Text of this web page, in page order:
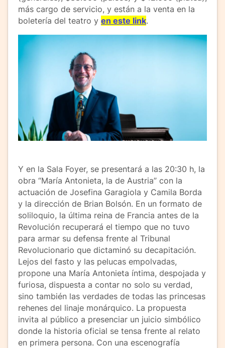
más cargo de servicio, y están a la venta en la
boletería del teatro y en este link.
Y en la Sala Foyer, se presentará a las 20:30 h, la
obra “María Antonieta, la de Austria” con la
actuación de Josefina Garagiola y Camila Borda
y la dirección de Brian Bolsón. En un formato de
soliloquio, la última reina de Francia antes de la
Revolución recuperará el tiempo que no tuvo
para armar su defensa frente al Tribunal
Revolucionario que dictaminó su decapitación.
Lejos del fasto y las pelucas empolvadas,
propone una María Antonieta íntima, despojada y
furiosa, dispuesta a contar no solo su verdad,
sino también las verdades de todas las princesas
rehenes del linaje monárquico. La propuesta
invita al público a presenciar un juicio simbólico
donde la historia oficial se tensa frente al relato
en primera persona. Con una escenografía